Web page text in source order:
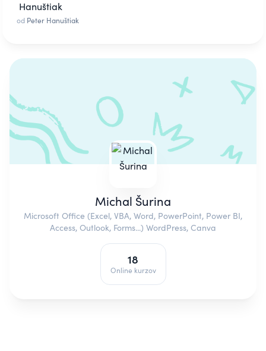
od Peter Hanuštiak
Michal Šurina
Microsoft Office (Excel, VBA, Word, PowerPoint, Power BI,
Access, Outlook, Forms...) WordPress, Canva
18
Online kurzov